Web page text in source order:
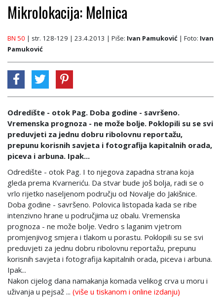
Mikrolokacija: Melnica
BN 50 | str. 128-129 | 23.4.2013 | Piše: Ivan Pamuković | Foto: Ivan
Pamuković
Odredište - otok Pag. Doba godine - savršeno.
Vremenska prognoza - ne može bolje. Poklopili su se svi
preduvjeti za jednu dobru ribolovnu reportažu,
prepunu korisnih savjeta i fotografija kapitalnih orada,
piceva i arbuna. Ipak...
Odredište - otok Pag. I to njegova zapadna strana koja
gleda prema Kvarneriću. Da stvar bude još bolja, radi se o
vrlo rijetko naseljenom području od Novalje do Jakišnice.
Doba godine - savršeno. Polovica listopada kada se ribe
intenzivno hrane u područjima uz obalu. Vremenska
prognoza - ne može bolje. Vedro s laganim vjetrom
promjenjivog smjera i tlakom u porastu. Poklopili su se svi
preduvjeti za jednu dobru ribolovnu reportažu, prepunu
korisnih savjeta i fotografija kapitalnih orada, piceva i arbuna.
Ipak...
Nakon cijelog dana namakanja komada velikog crva u moru i
uživanja u pejsaž ... (više u tiskanom i online izdanju)